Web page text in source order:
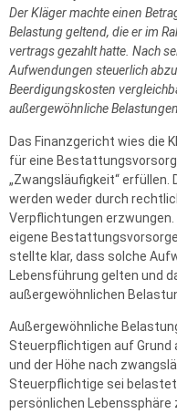
Der Kläger machte einen
Belastung geltend, die er im
vertrags gezahlt hatte. Nach
Aufwendungen steuerlich
Beerdigungs­kosten
außergewöhnliche
Das Finanzgericht wies die
für eine
„Zwangsläufigkeit“ erfüllen.
werden weder durch
Verpflichtungen
eigene
stellte klar, dass solche
Lebensführung gelten und
außergewöhnlichen
Außergewöhnliche
Steuerpflichtigen auf Grund
und der Höhe nach
Steuerpflichtige sei
persönlichen Lebenssphäre